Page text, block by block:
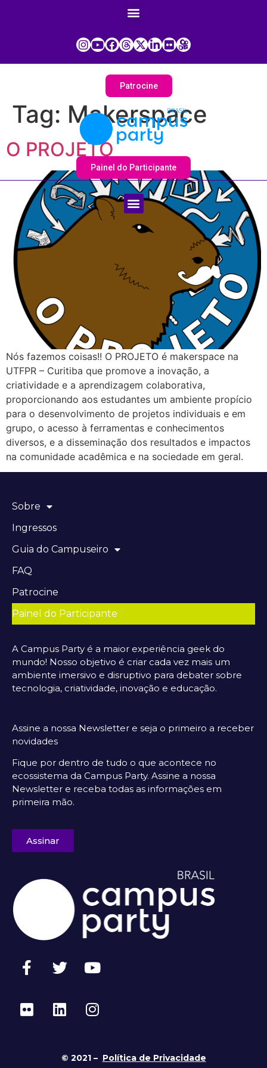
Patrocine
Painel do Participante
Tag: Makerspace
O PROJETO
Nós fazemos coisas!! O PROJETO é makerspace na
UTFPR – Curitiba que promove a inovação, a
criatividade e a aprendizagem colaborativa,
proporcionando aos estudantes um ambiente propício
para o desenvolvimento de projetos individuais e em
grupo, o acesso à ferramentas e conhecimentos
diversos, e a disseminação dos resultados e impactos
na comunidade acadêmica e na sociedade em geral.
Sobre
Ingressos
Guia do Campuseiro
FAQ
Patrocine
Painel do Participante
A Campus Party é a maior experiência geek do
mundo! Nosso objetivo é criar cada vez mais um
ambiente imersivo e disruptivo para debater sobre
tecnologia, criatividade, inovação e educação.
Assine a nossa Newsletter e seja o primeiro a receber
novidades
Fique por dentro de tudo o que acontece no
ecossistema da Campus Party. Assine a nossa
Newsletter e receba todas as informações em
primeira mão.
Assinar
© 2021 – Política de Privacidade